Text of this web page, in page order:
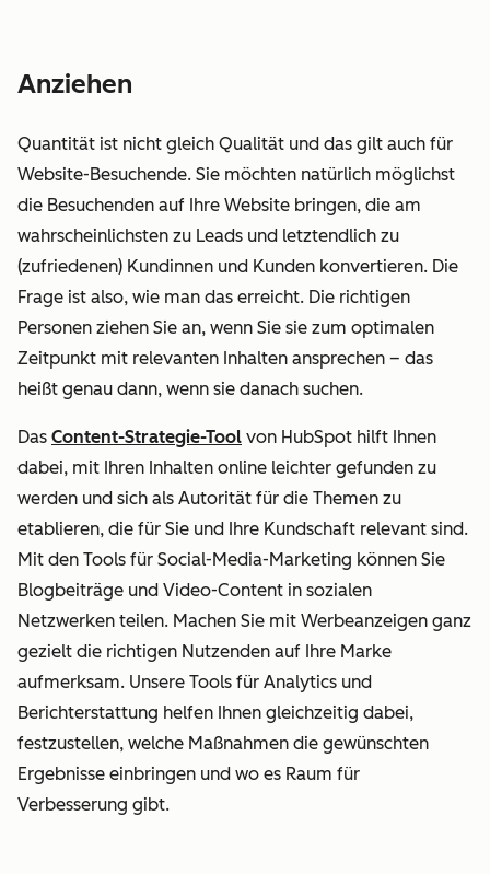
Anziehen
Quantität ist nicht gleich Qualität und das gilt auch für
Website-Besuchende. Sie möchten natürlich möglichst
die Besuchenden auf Ihre Website bringen, die am
wahrscheinlichsten zu Leads und letztendlich zu
(zufriedenen) Kundinnen und Kunden konvertieren. Die
Frage ist also, wie man das erreicht. Die richtigen
Personen ziehen Sie an, wenn Sie sie zum optimalen
Zeitpunkt mit relevanten Inhalten ansprechen – das
heißt genau dann, wenn sie danach suchen.
Das Content-Strategie-Tool von HubSpot hilft Ihnen
dabei, mit Ihren Inhalten online leichter gefunden zu
werden und sich als Autorität für die Themen zu
etablieren, die für Sie und Ihre Kundschaft relevant sind.
Mit den Tools für Social-Media-Marketing können Sie
Blogbeiträge und Video-Content in sozialen
Netzwerken teilen. Machen Sie mit Werbeanzeigen ganz
gezielt die richtigen Nutzenden auf Ihre Marke
aufmerksam. Unsere Tools für Analytics und
Berichterstattung helfen Ihnen gleichzeitig dabei,
festzustellen, welche Maßnahmen die gewünschten
Ergebnisse einbringen und wo es Raum für
Verbesserung gibt.